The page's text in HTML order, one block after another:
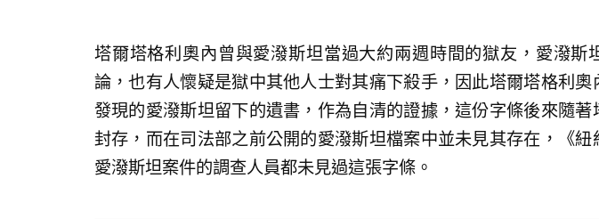
塔爾塔格利奧內曾與愛潑斯坦當過大約兩週時間的獄友，愛潑斯
論，也有人懷疑是獄中其他人士對其痛下殺手，因此塔爾塔格利奧
發現的愛潑斯坦留下的遺書，作為自清的證據，這份字條後來隨著
封存，而在司法部之前公開的愛潑斯坦檔案中並未見其存在，《紐
愛潑斯坦案件的調查人員都未見過這張字條。